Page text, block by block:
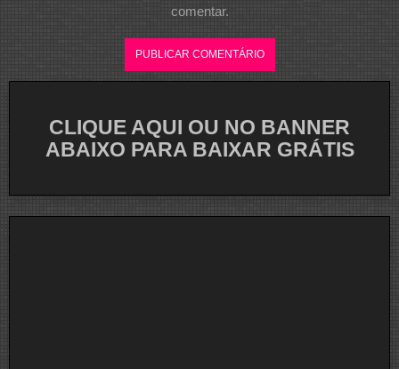
comentar.
CLIQUE AQUI OU NO BANNER
ABAIXO PARA BAIXAR GRÁTIS